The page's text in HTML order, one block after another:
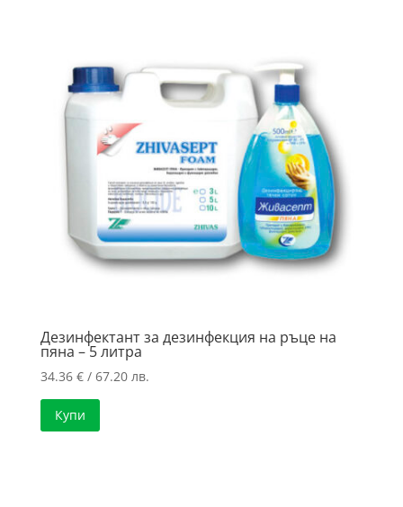
Дезинфектант за дезинфекция на ръце на
пяна – 5 литра
34.36 €/ 67.20 лв.
Купи